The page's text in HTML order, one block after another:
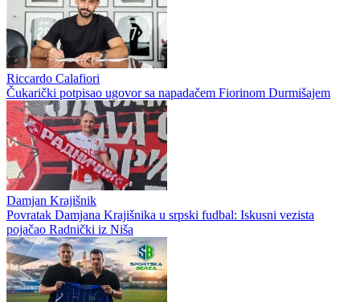
Riccardo Calafiori
Čukarički potpisao ugovor sa napadačem Fiorinom Durmišajem
Damjan Krajišnik
Povratak Damjana Krajišnika u srpski fudbal: Iskusni vezista
pojačao Radnički iz Niša